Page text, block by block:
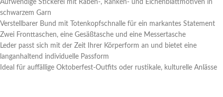
Aufwendige Stickerei mit Raben-, Ranken- und Eichenblattmotiven in
schwarzem Garn
Verstellbarer Bund mit Totenkopfschnalle für ein markantes Statement
Zwei Fronttaschen, eine Gesäßtasche und eine Messertasche
Leder passt sich mit der Zeit Ihrer Körperform an und bietet eine
langanhaltend individuelle Passform
Ideal für auffällige Oktoberfest-Outfits oder rustikale, kulturelle Anlässe